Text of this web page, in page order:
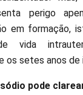
perigo
em formação,
vida
os setes anos de
pode